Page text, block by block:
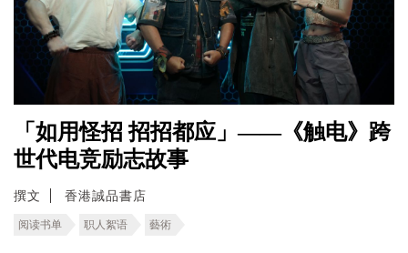
「如用怪招 招招都应」——《触电》跨
世代电竞励志故事
撰文 香港誠品書店
阅读书单 职人絮语 藝術